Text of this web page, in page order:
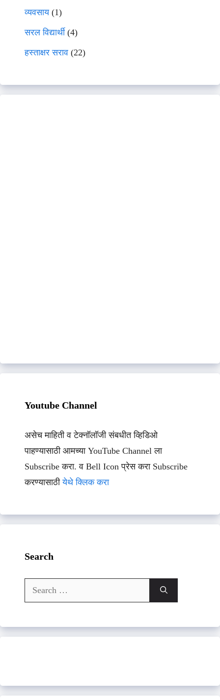
व्यवसाय(1)
सरल विद्यार्थी(4)
हस्ताक्षर सराव (22)
Youtube Channel
असेच माहिती व टेक्नॉलॉजी संबधीत व्हिडिओ
पाहण्यासाठी आमच्या YouTube Channel ला
Subscribe करा. व Bell Icon प्रेस करा Subscribe
करण्यासाठीयेथे क्लिक करा
Search
Search
for: